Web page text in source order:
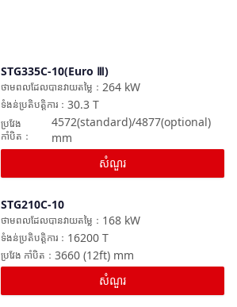
STG335C-10(Euro Ⅲ)
264 kW
ថាមពលដែលបានវាយតម្លៃ ：
30.3 T
ទំងន់ប្រតិបត្តិការ ：
4572(standard)/4877(optional)
mm
ប្រវែង
កាំបិត ：
សំណួរ
STG210C-10
168 kW
ថាមពលដែលបានវាយតម្លៃ ：
16200 T
ទំងន់ប្រតិបត្តិការ ：
3660 (12ft) mm
ប្រវែង កាំបិត ：
សំណួរ